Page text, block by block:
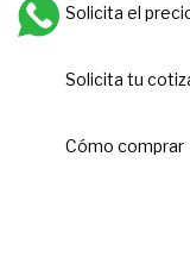
Solicita el
Solicita tu
Cómo comprar